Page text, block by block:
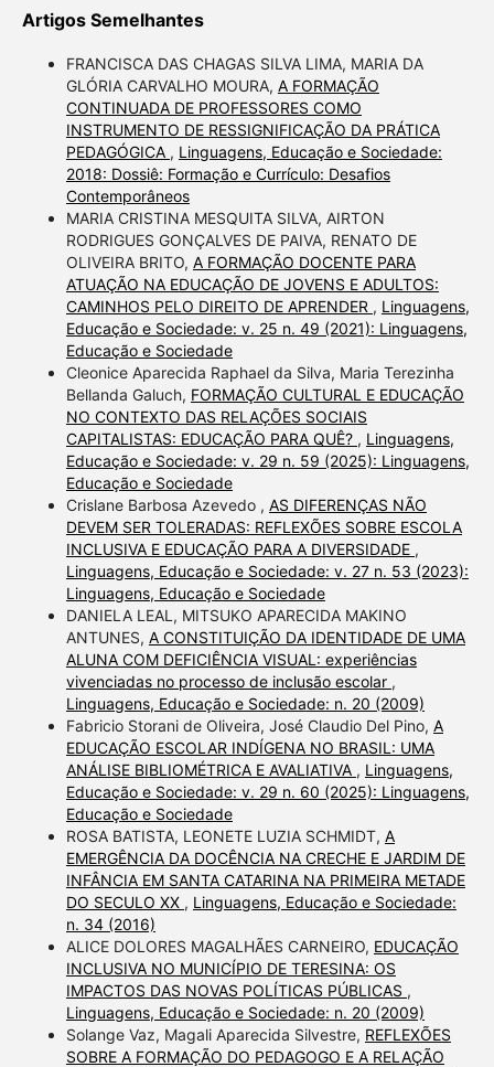
Artigos Semelhantes
FRANCISCA DAS CHAGAS SILVA LIMA, MARIA DA
GLÓRIA CARVALHO MOURA, A FORMAÇÃO
CONTINUADA DE PROFESSORES COMO
INSTRUMENTO DE RESSIGNIFICAÇÃO DA PRÁTICA
PEDAGÓGICA , Linguagens, Educação e Sociedade:
2018: Dossiê: Formação e Currículo: Desafios
Contemporâneos
MARIA CRISTINA MESQUITA SILVA, AIRTON
RODRIGUES GONÇALVES DE PAIVA, RENATO DE
OLIVEIRA BRITO, A FORMAÇÃO DOCENTE PARA
ATUAÇÃO NA EDUCAÇÃO DE JOVENS E ADULTOS:
CAMINHOS PELO DIREITO DE APRENDER , Linguagens,
Educação e Sociedade: v. 25 n. 49 (2021): Linguagens,
Educação e Sociedade
Cleonice Aparecida Raphael da Silva, Maria Terezinha
Bellanda Galuch, FORMAÇÃO CULTURAL E EDUCAÇÃO
NO CONTEXTO DAS RELAÇÕES SOCIAIS
CAPITALISTAS: EDUCAÇÃO PARA QUÊ? , Linguagens,
Educação e Sociedade: v. 29 n. 59 (2025): Linguagens,
Educação e Sociedade
Crislane Barbosa Azevedo , AS DIFERENÇAS NÃO
DEVEM SER TOLERADAS: REFLEXÕES SOBRE ESCOLA
INCLUSIVA E EDUCAÇÃO PARA A DIVERSIDADE ,
Linguagens, Educação e Sociedade: v. 27 n. 53 (2023):
Linguagens, Educação e Sociedade
DANIELA LEAL, MITSUKO APARECIDA MAKINO
ANTUNES, A CONSTITUIÇÃO DA IDENTIDADE DE UMA
ALUNA COM DEFICIÊNCIA VISUAL: experiências
vivenciadas no processo de inclusão escolar ,
Linguagens, Educação e Sociedade: n. 20 (2009)
Fabricio Storani de Oliveira, José Claudio Del Pino, A
EDUCAÇÃO ESCOLAR INDÍGENA NO BRASIL: UMA
ANÁLISE BIBLIOMÉTRICA E AVALIATIVA , Linguagens,
Educação e Sociedade: v. 29 n. 60 (2025): Linguagens,
Educação e Sociedade
ROSA BATISTA, LEONETE LUZIA SCHMIDT, A
EMERGÊNCIA DA DOCÊNCIA NA CRECHE E JARDIM DE
INFÂNCIA EM SANTA CATARINA NA PRIMEIRA METADE
DO SECULO XX , Linguagens, Educação e Sociedade:
n. 34 (2016)
ALICE DOLORES MAGALHÃES CARNEIRO, EDUCAÇÃO
INCLUSIVA NO MUNICÍPIO DE TERESINA: OS
IMPACTOS DAS NOVAS POLÍTICAS PÚBLICAS ,
Linguagens, Educação e Sociedade: n. 20 (2009)
Solange Vaz, Magali Aparecida Silvestre, REFLEXÕES
SOBRE A FORMAÇÃO DO PEDAGOGO E A RELAÇÃO